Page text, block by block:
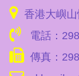
香港大嶼
電話：
傳真：